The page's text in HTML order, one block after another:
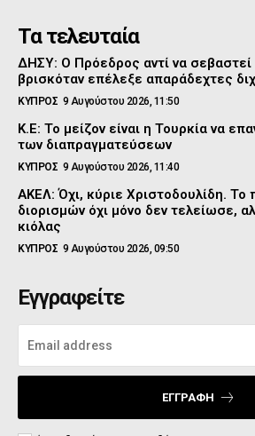
Τα τελευταία
ΔΗΣΥ: Ο Πρόεδρος αντί να
βρισκόταν επέλεξε απαράδεχτες
ΚΥΠΡΟΣ 9 Αυγούστου 2026, 11:50
Κ.Ε: Το μείζον είναι η Τουρκία να
των διαπραγματεύσεων
ΚΥΠΡΟΣ 9 Αυγούστου 2026, 11:40
ΑΚΕΛ: Όχι, κύριε Χριστοδουλίδη. Το
διορισμών όχι μόνο δεν τελείωσε,
κιόλας
ΚΥΠΡΟΣ 9 Αυγούστου 2026, 09:50
Εγγραφείτε
ΕΓΓΡΑΦΉ